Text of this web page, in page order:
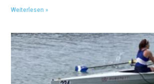
Weiterlesen »